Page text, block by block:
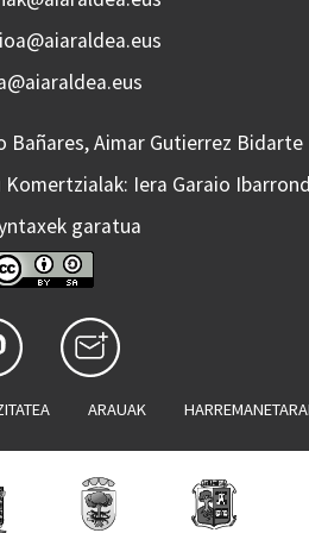
Aimar Gutierrez
Iera Garaio
garatua
ARAUAK